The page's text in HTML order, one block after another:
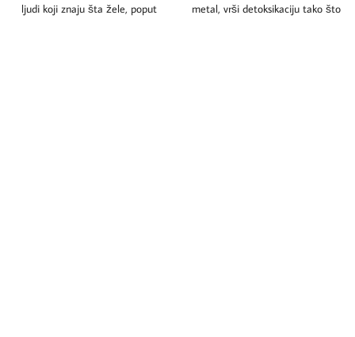
ljudi koji znaju šta žele, poput
metal, vrši detoksikaciju tako što